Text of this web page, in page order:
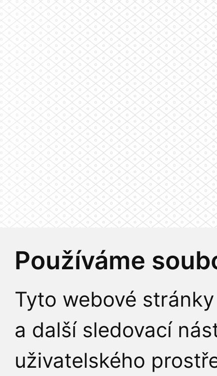
Používáme
Tyto webové
a další sledovací
uživatelského